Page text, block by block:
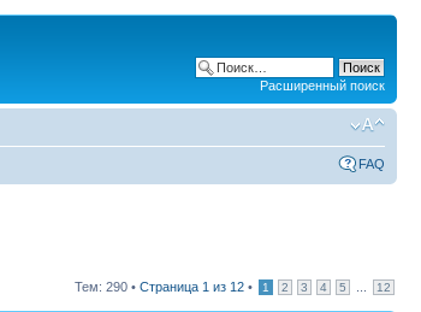
Расширенный поиск
FAQ
Тем: 290 • Страница 1 из 12 • 1 2 3 4 5 12